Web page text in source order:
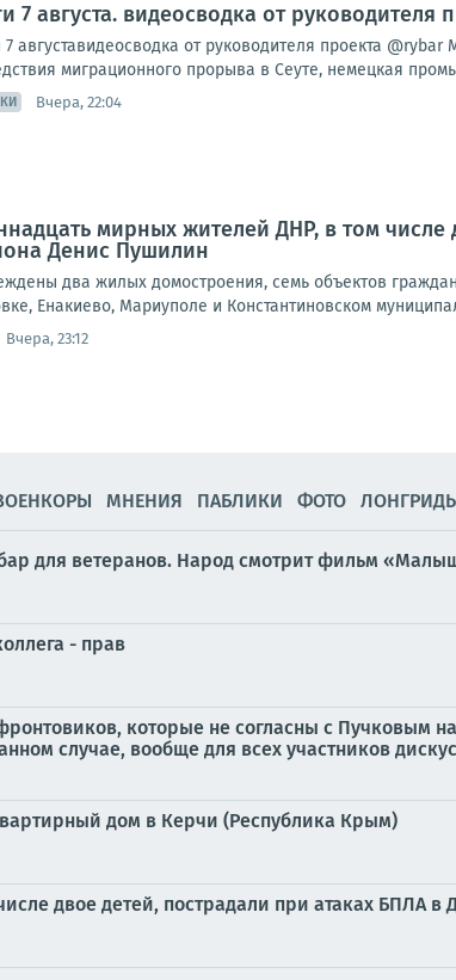
7 августа. видеосводка от
7 августавидеосводка от руководителя проекта
миграционного прорыва в Сеуте, немецкая
Вчера, 22:04
мирных жителей ДНР, в том числе
Денис Пушилин
два жилых домостроения, семь объектов
Енакиево, Мариуполе и Константиновском
Вчера, 23:12
МНЕНИЯ ПАБЛИКИ ФОТО
для ветеранов. Народ смотрит фильм
- прав
которые не согласны с
случае, вообще для всех участников
дом в Керчи (Республика Крым)
двое детей, пострадали при атаках БПЛА в